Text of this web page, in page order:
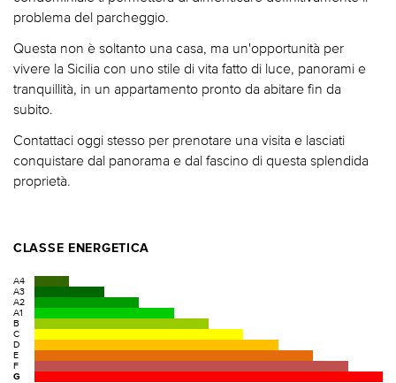
problema del parcheggio.
Questa non è soltanto una casa, ma un'opportunità per
vivere la Sicilia con uno stile di vita fatto di luce, panorami e
tranquillità, in un appartamento pronto da abitare fin da
subito.
Contattaci oggi stesso per prenotare una visita e lasciati
conquistare dal panorama e dal fascino di questa splendida
proprietà.
CLASSE ENERGETICA
A4
A3
A2
A1
B
C
D
E
F
G